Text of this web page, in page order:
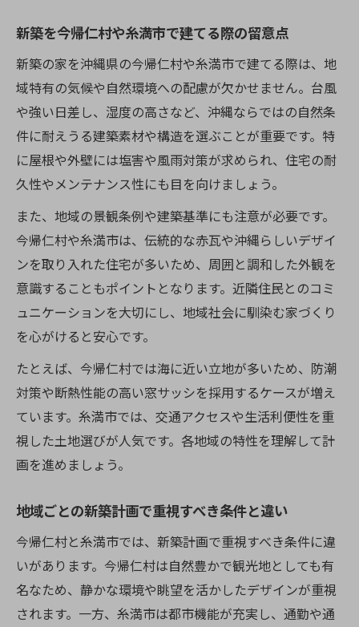
新築を今帰仁村や糸満市で建てる際の留意点
新築の家を沖縄県の今帰仁村や糸満市で建てる際は、地
域特有の気候や自然環境への配慮が欠かせません。台風
や強い日差し、湿度の高さなど、沖縄ならではの自然条
件に耐えうる建築素材や構造を選ぶことが重要です。特
に屋根や外壁には塩害や風雨対策が求められ、住宅の耐
久性やメンテナンス性にも目を向けましょう。
また、地域の景観条例や建築基準にも注意が必要です。
今帰仁村や糸満市は、伝統的な赤瓦や沖縄らしいデザイ
ンを取り入れた住宅が多いため、周囲と調和した外観を
意識することもポイントとなります。近隣住民とのコミ
ュニケーションを大切にし、地域社会に馴染む家づくり
を心がけると安心です。
たとえば、今帰仁村では海に近い立地が多いため、防潮
対策や断熱性能の高い窓サッシを採用するケースが増え
ています。糸満市では、交通アクセスや生活利便性を重
視した土地選びが人気です。各地域の特性を理解して計
画を進めましょう。
地域ごとの新築計画で重視すべき条件と違い
今帰仁村と糸満市では、新築計画で重視すべき条件に違
いがあります。今帰仁村は自然豊かで観光地としても有
名なため、静かな環境や眺望を活かしたデザインが重視
されます。一方、糸満市は都市機能が充実し、通勤や通